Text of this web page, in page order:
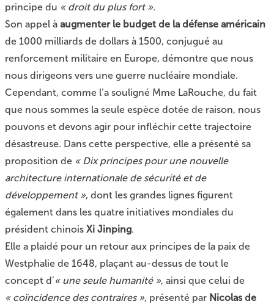
principe du « droit du plus fort ».
Son appel à augmenter le budget de la défense américain
de 1000 milliards de dollars à 1500, conjugué au
renforcement militaire en Europe, démontre que nous
nous dirigeons vers une guerre nucléaire mondiale.
Cependant, comme l’a souligné Mme LaRouche, du fait
que nous sommes la seule espèce dotée de raison, nous
pouvons et devons agir pour infléchir cette trajectoire
désastreuse. Dans cette perspective, elle a présenté sa
proposition de « Dix principes pour une nouvelle
architecture internationale de sécurité et de
développement », dont les grandes lignes figurent
également dans les quatre initiatives mondiales du
président chinois Xi Jinping.
Elle a plaidé pour un retour aux principes de la paix de
Westphalie de 1648, plaçant au-dessus de tout le
concept d’« une seule humanité », ainsi que celui de
« coïncidence des contraires », présenté par Nicolas de